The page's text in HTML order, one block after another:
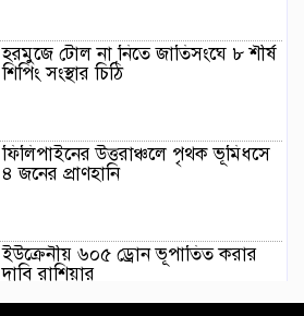
হরমুজে টোল না নিতে জাতিসংঘে ৮ শীর্ষ
শিপিং সংস্থার চিঠি
ফিলিপাইনের উত্তরাঞ্চলে পৃথক ভূমিধসে
৪ জনের প্রাণহানি
ইউক্রেনীয় ৬০৫ ড্রোন ভূপাতিত করার
দাবি রাশিয়ার